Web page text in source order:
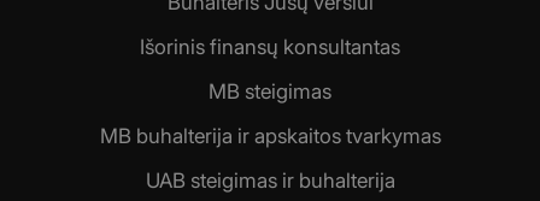
Išorinis finansų konsultantas
MB steigimas
MB buhalterija ir apskaitos tvarkymas
UAB steigimas ir buhalterija